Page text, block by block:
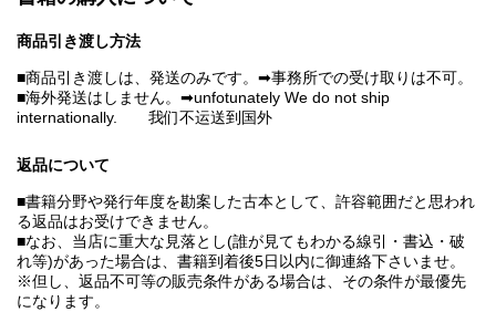
商品引き渡し方法
■商品引き渡しは、発送のみです。➡事務所での受け取りは不可。
■海外発送はしません。➡unfotunately We do not ship
internationally. 我们不运送到国外
返品について
■書籍分野や発行年度を勘案した古本として、許容範囲だと思われ
る返品はお受けできません。
■なお、当店に重大な見落とし(誰が見てもわかる線引・書込・破
れ等)があった場合は、書籍到着後5日以内に御連絡下さいませ。
※但し、返品不可等の販売条件がある場合は、その条件が最優先
になります。